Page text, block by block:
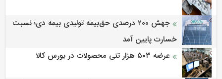
جهش ۲۰۰ درصدی حق‌بیمه تولیدی بیمه دی؛ نسبت
خسارت پایین آمد
عرضه ۵۰۳ هزار تنی محصولات در بورس کالا